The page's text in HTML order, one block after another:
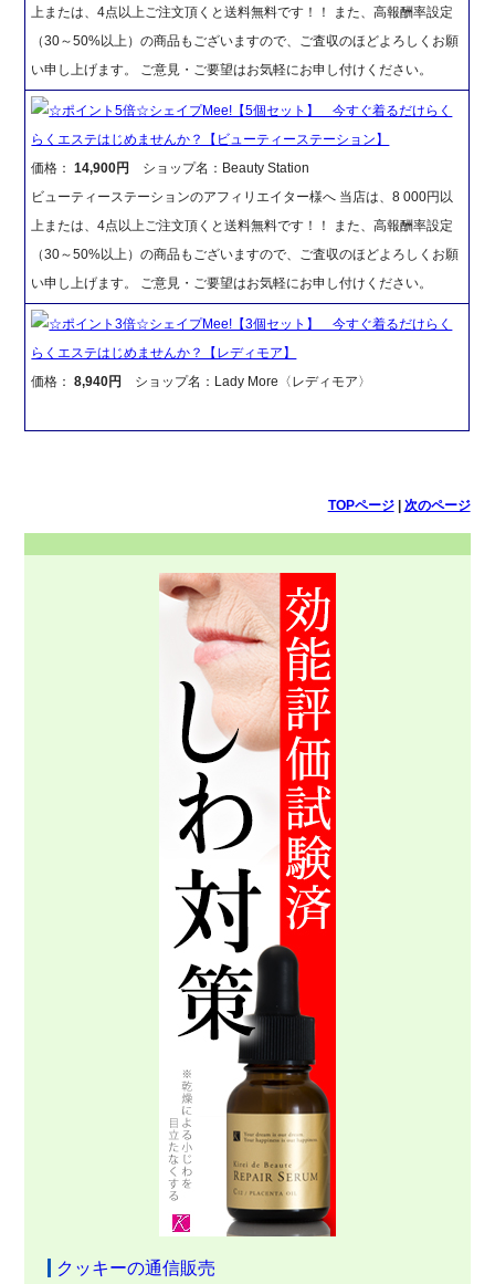
上または、4点以上ご注文頂くと送料無料です！！ また、高報酬率設定
（30～50%以上）の商品もございますので、ご査収のほどよろしくお願
い申し上げます。 ご意見・ご要望はお気軽にお申し付けください。
☆ポイント5倍☆シェイプMee!【5個セット】 今すぐ着るだけらく
らくエステはじめませんか？【ビューティーステーション】
価格：14,900円
ショップ名：Beauty Station
ビューティーステーションのアフィリエイター様へ 当店は、8 000円以
上または、4点以上ご注文頂くと送料無料です！！ また、高報酬率設定
（30～50%以上）の商品もございますので、ご査収のほどよろしくお願
い申し上げます。 ご意見・ご要望はお気軽にお申し付けください。
☆ポイント3倍☆シェイプMee!【3個セット】 今すぐ着るだけらく
らくエステはじめませんか？【レディモア】
価格：8,940円 ショップ名：Lady More〈レディモア〉
TOPページ| 次のページ
クッキーの通信販売